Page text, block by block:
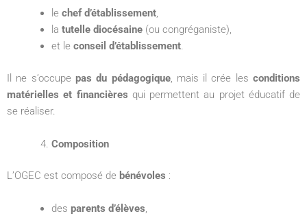
le chef d’établissement,
la tutelle diocésaine (ou congréganiste),
et le conseil d’établissement.
Il ne s’occupe pas du pédagogique, mais il crée lesconditions
matérielles et financières qui permettent au projet éducatif de
se réaliser.
Composition
L’OGEC est composé de bénévoles :
des parents d’élèves,